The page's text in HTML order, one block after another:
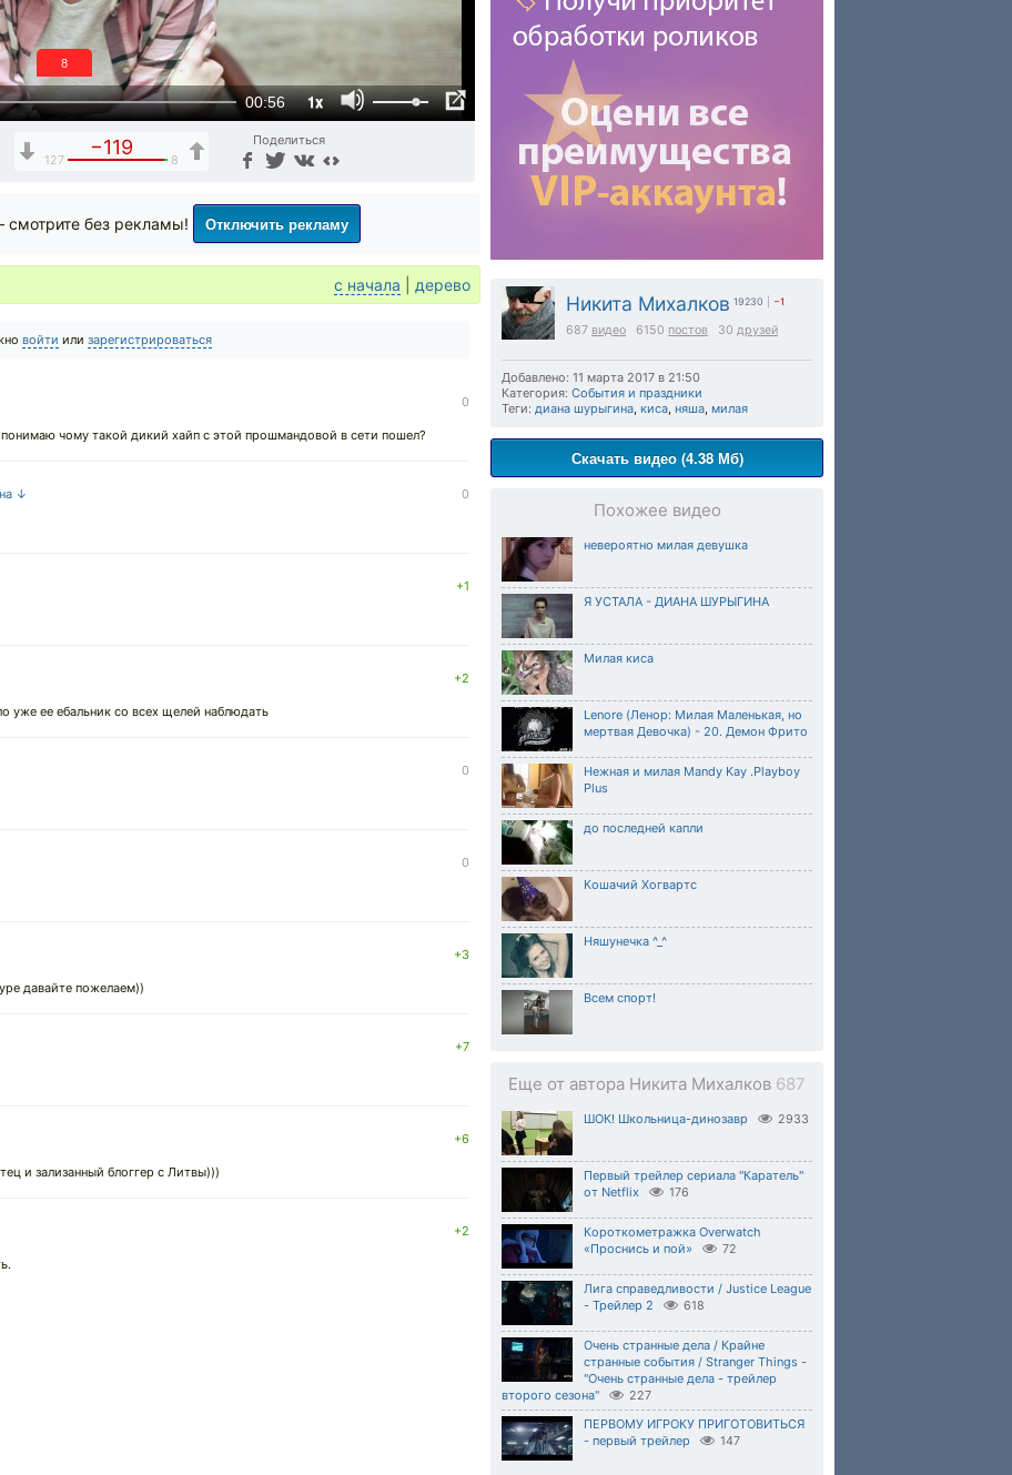
00:56 1x
7
−119
127 8
Поделиться
Никита Михалков 19230 −1
687 видео 6150 постов 30 друзей
Добавлено: 11 марта 2017 в 21:50
Категория: События и праздники
Теги: диана шурыгина, киса, няша, милая
Скачать видео (4.38 Мб)
Похожее видео
невероятно милая девушка
Я УСТАЛА - ДИАНА ШУРЫГИНА
Милая киса
Lenore (Ленор: Милая Маленькая, но
мертвая Девочка) - 20. Демон Фрито
Нежная и милая Mandy Kay .Playboy
Plus
до последней капли
Кошачий Хогвартс
Няшунечка ^_^
Всем спорт!
Еще от автора Никита Михалков 687
ШОК! Школьница-динозавр 2933
Первый трейлер сериала "Каратель"
от Netflix
176
Короткометражка Overwatch
«Проснись и пой»
72
Лига справедливости / Justice League
- Трейлер 2
618
Очень странные дела / Крайне
странные события / Stranger Things -
"Очень странные дела - трейлер
второго сезона"
227
ПЕРВОМУ ИГРОКУ ПРИГОТОВИТЬСЯ
- первый трейлер
147
без рекламы! Отключить рекламу
с начала дерево
войти или зарегистрироваться
0
чому такой дикий хайп с этой прошмандовой в сети пошел?
↓ 0
+1
+2
уже ее ебальник со всех щелей наблюдать
0
0
+3
давайте пожелаем))
+7
+6
и зализанный блоггер с Литвы)))
+2